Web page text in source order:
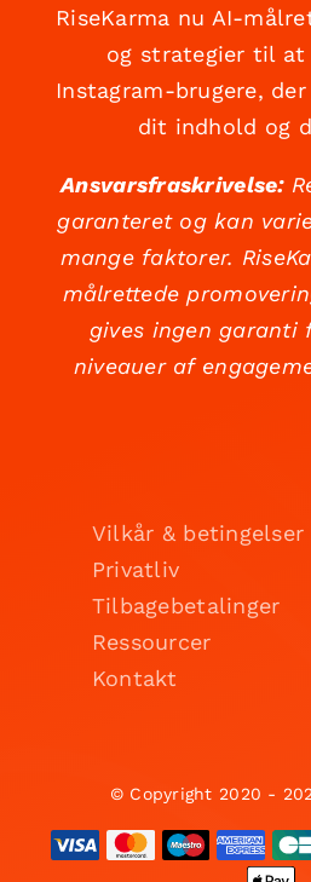
RiseKarma nu AI-
og strategier til at
Instagram-brugere,
dit indhold og
Ansvarsfraskrivelse:
garanteret og kan
mange faktorer.
målrettede
gives ingen garanti
niveauer af
Vilkår & betingelser
Privatliv
Tilbagebetalinger
Ressourcer
Kontakt
© Copyright 2020 -